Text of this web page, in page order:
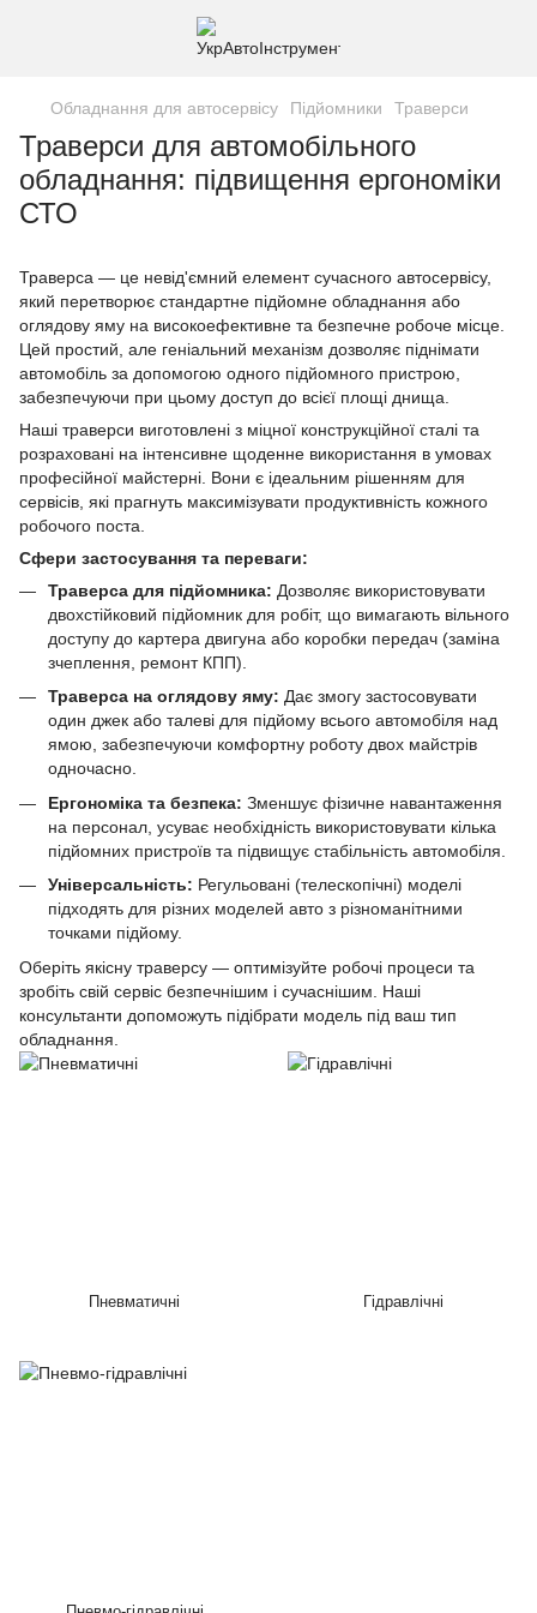
Обладнання для автосервісу Підйомники Траверси
Траверси для автомобільного
обладнання: підвищення ергономіки
СТО
Траверса — це невід'ємний елемент сучасного автосервісу,
який перетворює стандартне підйомне обладнання або
оглядову яму на високоефективне та безпечне робоче місце.
Цей простий, але геніальний механізм дозволяє піднімати
автомобіль за допомогою одного підйомного пристрою,
забезпечуючи при цьому доступ до всієї площі днища.
Наші траверси виготовлені з міцної конструкційної сталі та
розраховані на інтенсивне щоденне використання в умовах
професійної майстерні. Вони є ідеальним рішенням для
сервісів, які прагнуть максимізувати продуктивність кожного
робочого поста.
Сфери застосування та переваги:
Траверса для підйомника: Дозволяє використовувати
двохстійковий підйомник для робіт, що вимагають вільного
доступу до картера двигуна або коробки передач (заміна
зчеплення, ремонт КПП).
Траверса на оглядову яму: Дає змогу застосовувати
один джек або талеві для підйому всього автомобіля над
ямою, забезпечуючи комфортну роботу двох майстрів
одночасно.
Ергономіка та безпека: Зменшує фізичне навантаження
на персонал, усуває необхідність використовувати кілька
підйомних пристроїв та підвищує стабільність автомобіля.
Універсальність: Регульовані (телескопічні) моделі
підходять для різних моделей авто з різноманітними
точками підйому.
Оберіть якісну траверсу — оптимізуйте робочі процеси та
зробіть свій сервіс безпечнішим і сучаснішим. Наші
консультанти допоможуть підібрати модель під ваш тип
обладнання.
Пневматичні Гідравлічні